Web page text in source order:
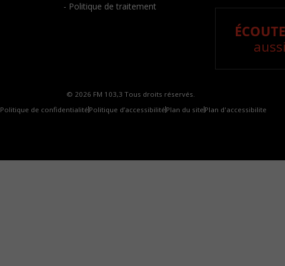
- Politique de traitement
© 2026 FM 103,3 Tous droits réservés.
Politique de confidentialité Politique d’accessibilité Plan du site Plan d'accessibilite